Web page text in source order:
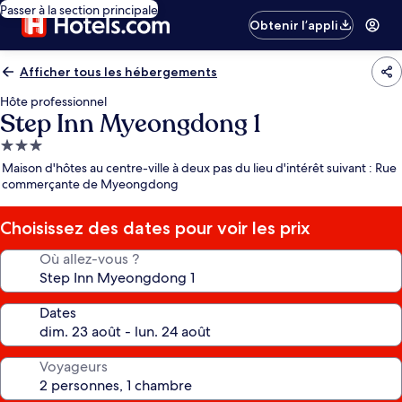
Passer à la section principale
Obtenir l’appli
Afficher tous les hébergements
Hôte professionnel
Step Inn Myeongdong 1
Hébergement
3.0 étoiles
Maison d'hôtes au centre-ville à deux pas du lieu d'intérêt suivant : Rue
commerçante de Myeongdong
Choisissez des dates pour voir les prix
Où allez-vous ?
Dates
Voyageurs